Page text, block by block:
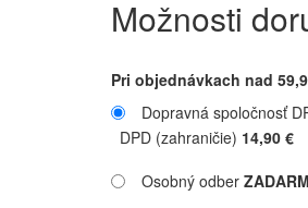
Možnosti
Pri objednávkach nad
Dopravná spoločnosť
DPD (zahraničie) 14,90 €
Osobný odber